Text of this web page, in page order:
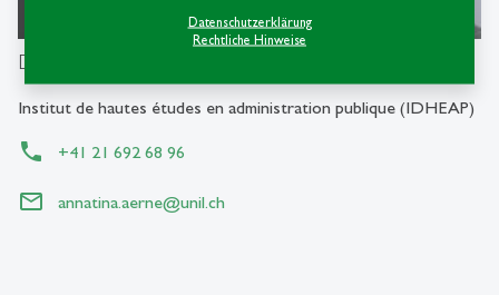
Datenschutzerklärung
Rechtliche Hinweise
Dr. Annatina Aerne
Institut de hautes études en administration publique (IDHEAP)
+41 21 692 68 96
annatina.aerne@unil.ch